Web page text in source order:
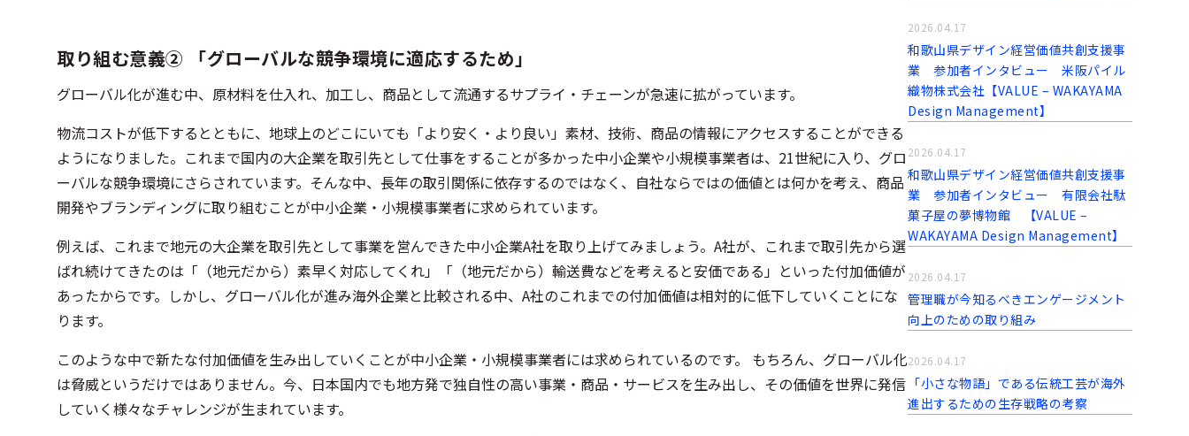
取り組む意義② 「グローバルな競争環境に適応するため」
グローバル化が進む中、原材料を仕入れ、加工し、商品として流通するサプライ・チェーンが急速に拡がっています。
物流コストが低下するとともに、地球上のどこにいても「より安く・より良い」素材、技術、商品の情報にアクセスすることができる
ようになりました。これまで国内の大企業を取引先として仕事をすることが多かった中小企業や小規模事業者は、21世紀に入り、グロ
ーバルな競争環境にさらされています。そんな中、長年の取引関係に依存するのではなく、自社ならではの価値とは何かを考え、商品
開発やブランディングに取り組むことが中小企業・小規模事業者に求められています。
例えば、これまで地元の大企業を取引先として事業を営んできた中小企業A社を取り上げてみましょう。A社が、これまで取引先から選
ばれ続けてきたのは「（地元だから）素早く対応してくれ」「（地元だから）輸送費などを考えると安価である」といった付加価値が
あったからです。しかし、グローバル化が進み海外企業と比較される中、A社のこれまでの付加価値は相対的に低下していくことにな
ります。
このような中で新たな付加価値を生み出していくことが中小企業・小規模事業者には求められているのです。 もちろん、グローバル化
は脅威というだけではありません。今、日本国内でも地方発で独自性の高い事業・商品・サービスを生み出し、その価値を世界に発信
していく様々なチャレンジが生まれています。
和歌山県デザイン経営価値共創支援事
業 参加者インタビュー 米阪パイル
織物株式会社【VALUE – WAKAYAMA
Design Management】
2026.04.17
和歌山県デザイン経営価値共創支援事
業 参加者インタビュー 有限会社駄
菓子屋の夢博物館 【VALUE –
WAKAYAMA Design Management】
2026.04.17
管理職が今知るべきエンゲージメント
向上のための取り組み
2026.04.17
「小さな物語」である伝統工芸が海外
進出するための生存戦略の考察
2026.04.17